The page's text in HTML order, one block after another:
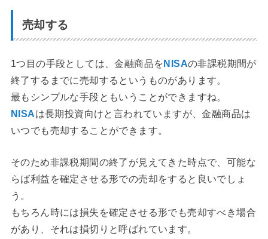
売却する
1つ目の手段としては、金融商品を NISAの非課税期間が
終了するまでに売却するというものがあります。
最もシンプルな手段ともいうことができますね。
NISAは長期投資向けと言われていますが、金融商品は
いつでも売却することができます。
そのため非課税期間の終了が見えてきた時点で、可能な
らば利益を確定させる形での売却をすると良いでしょ
う。
もちろん時には損失を確定させる形でも売却すべき場合
があり、それは損切りと呼ばれています。